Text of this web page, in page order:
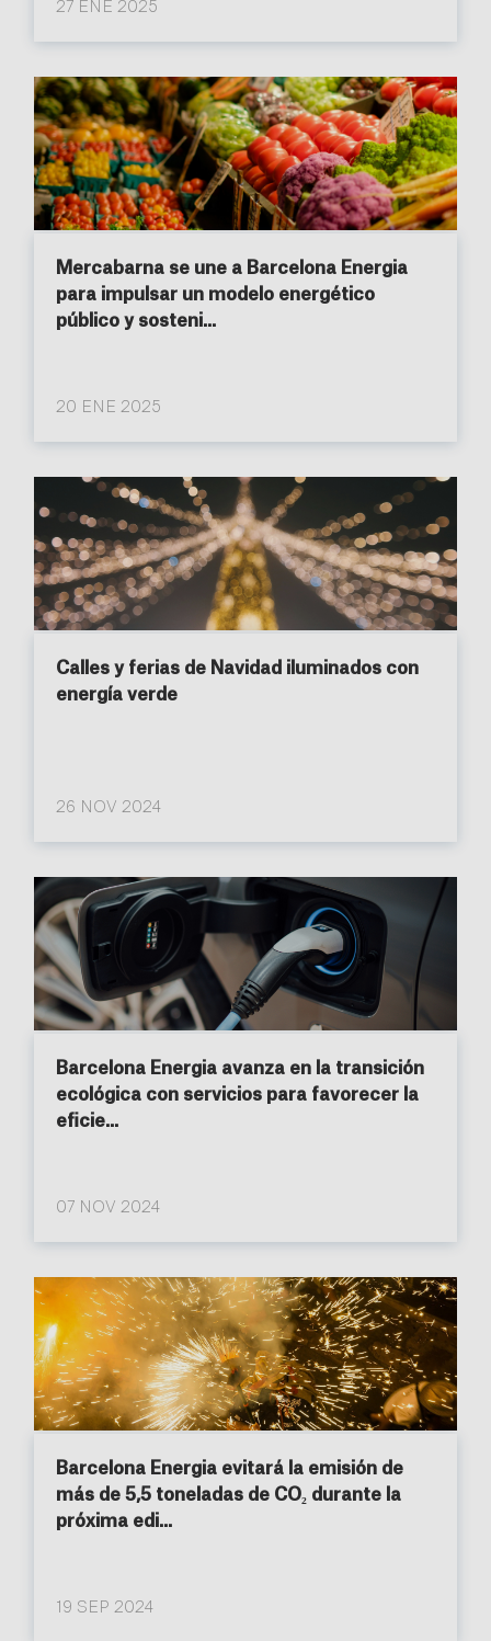
27 ENE 2025
Mercabarna se une a Barcelona Energia
para impulsar un modelo energético
público y sosteni...
20 ENE 2025
Calles y ferias de Navidad iluminados con
energía verde
26 NOV 2024
Barcelona Energia avanza en la transición
ecológica con servicios para favorecer la
eficie...
07 NOV 2024
Barcelona Energia evitará la emisión de
más de 5,5 toneladas de CO₂ durante la
próxima edi...
19 SEP 2024